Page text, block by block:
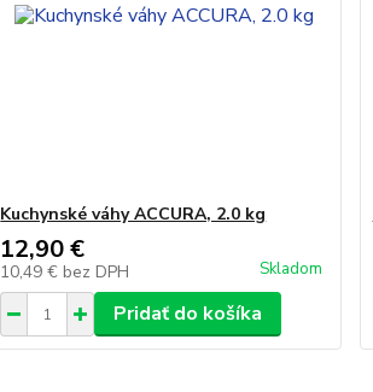
Kuchynské váhy ACCURA, 2.0 kg
12,90 €
10,49 € bez DPH Skladom
Pridať do košíka